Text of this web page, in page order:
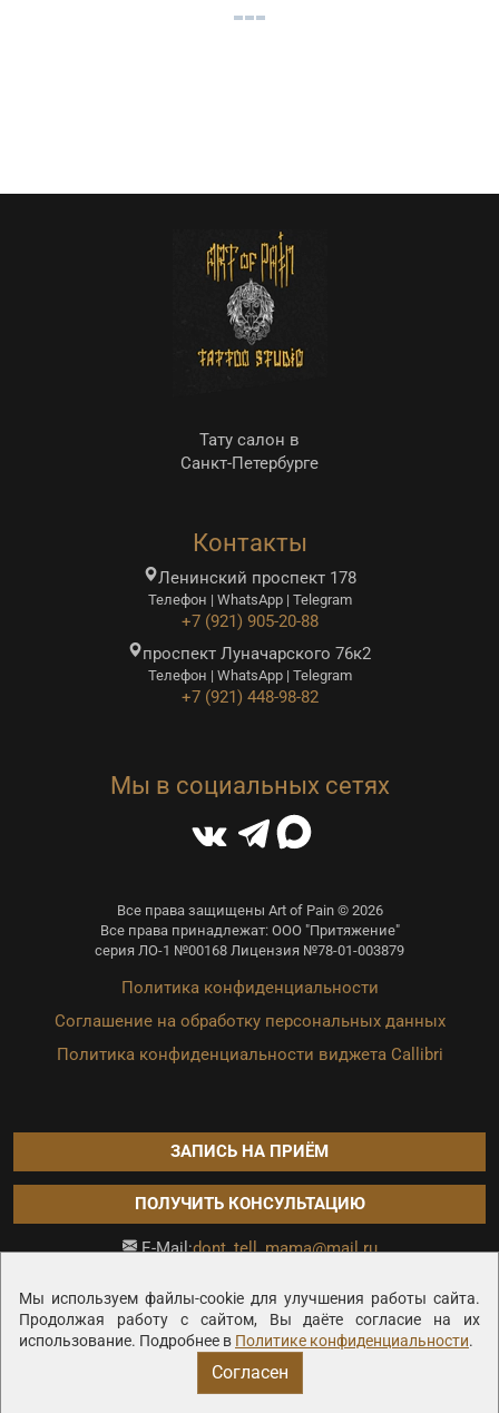
Мы используем файлы-cookie для улучшения работы сайта.
Продолжая работу с сайтом, Вы даёте согласие на их
использование. Подробнее в Политике конфиденциальности.
Согласен
Тату салон в
Санкт-Петербурге
Контакты
Ленинский проспект 178
Телефон | WhatsApp | Telegram
+7 (921) 905-20-88
проспект Луначарского 76к2
Телефон | WhatsApp | Telegram
+7 (921) 448-98-82
Мы в социальных сетях
Все права защищены Art of Pain © 2026
Все права принадлежат: ООО "Притяжение"
серия ЛО-1 №00168 Лицензия №78-01-003879
Политика конфиденциальности
Соглашение на обработку персональных данных
Политика конфиденциальности виджета Callibri
ЗАПИСЬ НА ПРИЁМ
ПОЛУЧИТЬ КОНСУЛЬТАЦИЮ
E-Mail:dont_tell_mama@mail.ru